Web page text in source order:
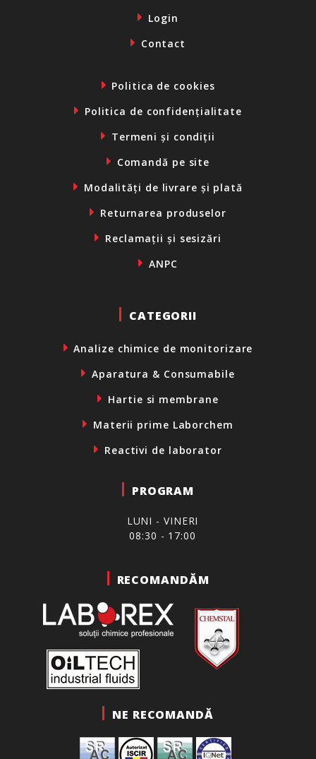
Login
Contact
Politica de cookies
Politica de confidențialitate
Termeni și condiții
Comandă pe site
Modalități de livrare și plată
Returnarea produselor
Reclamații și sesizări
ANPC
CATEGORII
Analize chimice de monitorizare
Aparatura & Consumabile
Hartie si membrane
Materii prime Laborchem
Reactivi de laborator
PROGRAM
LUNI - VINERI
08:30 - 17:00
RECOMANDĂM
NE RECOMANDĂ